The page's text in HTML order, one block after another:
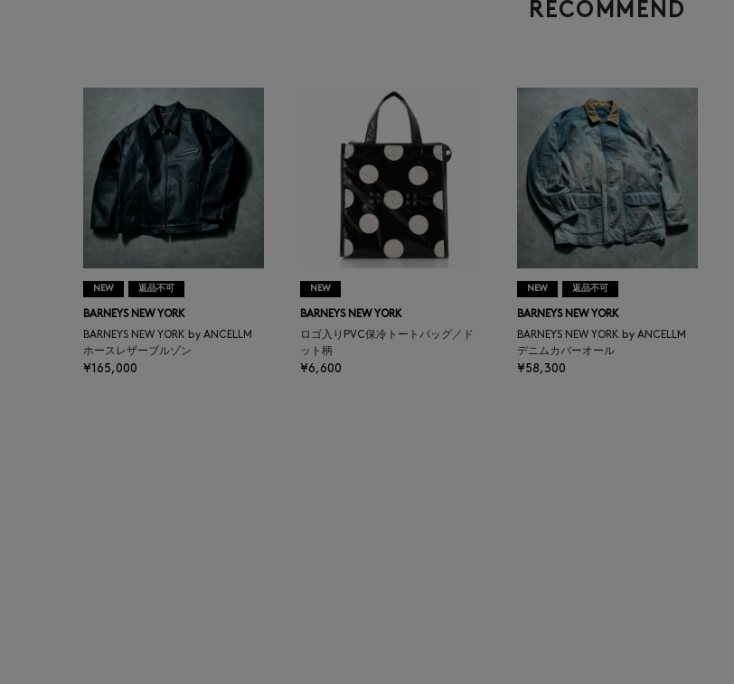
ATHLETICS FTWR
ATTO VANNUCCI
FIRENZE
AURALEE
AUTRY
BAGUTTA
RECOMMEND
NEW 返品不可
BARNEYS NEW YORK
BARNEYS NEW YORK by ANCELLM
ホースレザーブルゾン
¥165,000
NEW
BARNEYS NEW YORK
ロゴ入りPVC保冷トートバッグ／ド
ット柄
¥6,600
NEW 返品不可
BARNEYS NEW YORK
BARNEYS NEW YORK by ANCELLM
デニムカバーオール
¥58,300